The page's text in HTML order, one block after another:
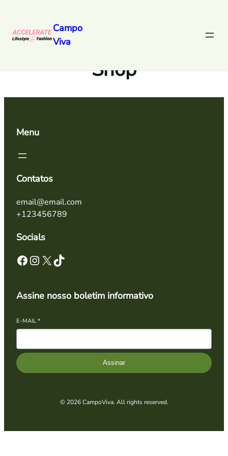
Campo
Viva
Shop
Menu
Contatos
email@email.com
+123456789
Socials
Facebook Instagram X TikTok
Assine nosso boletim informativo
E-MAIL *
Assinar
© 2026 CampoViva. All rights reserved.